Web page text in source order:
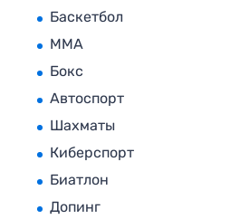
Баскетбол
MMA
Бокс
Автоспорт
Шахматы
Киберспорт
Биатлон
Допинг